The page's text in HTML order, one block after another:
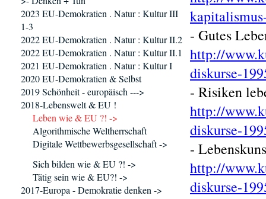
- Gutes
http://
diskurse-
- Risiken
http://
diskurse-
-
http://
diskurse-
2023 EU-Demokratien . Natur : Kultur III
1-3
2022 EU-Demokratien . Natur : Kultur II.2
2022 EU-Demokratien . Natur : Kultur II.1
2021 EU-Demokratien . Natur : Kultur I
2020 EU-Demokratien & Selbst
2019 Schönheit - europäisch --->
2018-Lebenswelt & EU !
Leben wie & EU ?! ->
Algorithmische Weltherrschaft
Digitale Wettbewerbsgesellschaft ->
Sich bilden wie & EU ?! ->
Tätig sein wie & EU?! ->
2017-Europa - Demokratie denken ->